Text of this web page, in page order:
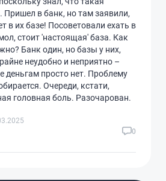
Пришел в банк, но там заявили,
в их базе! Посоветовали ехать в
стоит 'настоящая' база. Как
Банк один, но базы у них,
неудобно и неприятно –
деньгам просто нет. Проблему
Очереди, кстати,
головная боль. Разочарован.
0